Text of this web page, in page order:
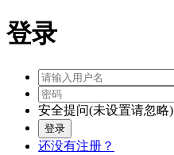
登录
安全提问(未设置请忽略)
登录
还没有注册？